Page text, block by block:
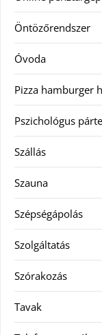
Öntözőrendszer
Óvoda
Pizza hamburger
Pszichológus
Szállás
Szauna
Szépségápolás
Szolgáltatás
Szórakozás
Tavak